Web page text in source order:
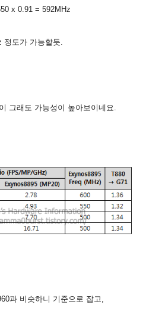
x 0.91 = 592MHz
정도가 가능할듯.
그래도 가능성이 높아보이네요.
과 비슷하니 기준으로 잡고,